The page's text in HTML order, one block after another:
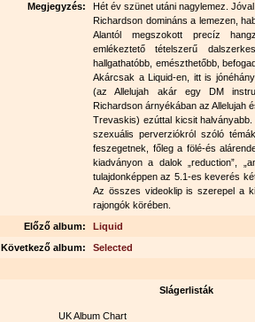
Megjegyzés:
Hét év szünet utáni nagylemez.
Richardson domináns a lemezen,
Alantól megszokott precíz
emlékeztető tételszerű
hallgathatóbb, emészthetőbb,
Akárcsak a Liquid-en, itt is
(az Allelujah akár egy DM
Richardson árnyékában az Allelujah
Trevaskis) ezúttal kicsit
szexuális perverziókról szóló
feszegetnek, főleg a fölé-és
kiadványon a dalok „reduction”,
tulajdonképpen az 5.1-es keverés
Az összes videoklip is szerepel a
rajongók körében.
Előző album:
Liquid
Következő album:
Selected
Slágerlisták
UK Album Chart